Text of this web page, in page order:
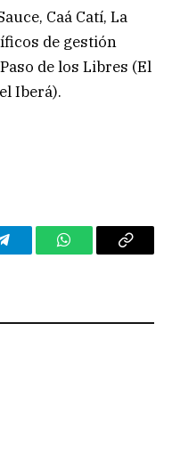
Caá Catí, La
de gestión
de los Libres (El
Iberá).
TelegramWhatsAppCopy